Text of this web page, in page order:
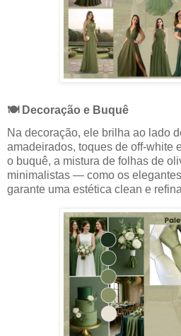
🍽️ Decoração e Buquê
Na decoração, ele brilha ao lado
amadeirados, toques de off-white
o buquê, a mistura de folhas de
minimalistas — como os
garante uma estética clean e